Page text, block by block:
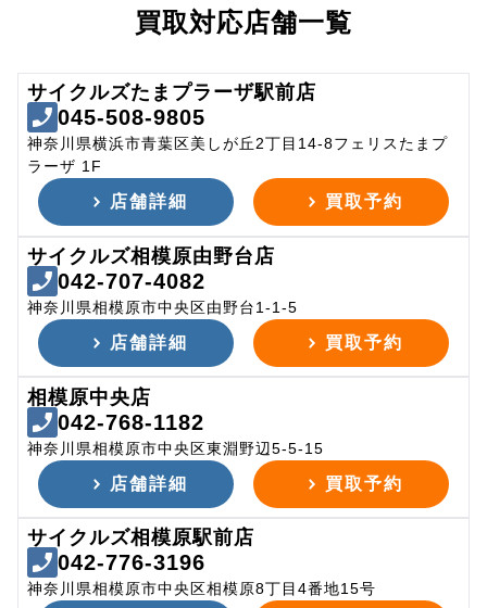
買取対応店舗一覧
サイクルズたまプラーザ駅前店
045-508-9805
神奈川県横浜市青葉区美しが丘2丁目14-8フェリスたまプ
ラーザ 1F
店舗詳細 買取予約
サイクルズ相模原由野台店
042-707-4082
神奈川県相模原市中央区由野台1-1-5
店舗詳細 買取予約
相模原中央店
042-768-1182
神奈川県相模原市中央区東淵野辺5-5-15
店舗詳細 買取予約
サイクルズ相模原駅前店
042-776-3196
神奈川県相模原市中央区相模原8丁目4番地15号